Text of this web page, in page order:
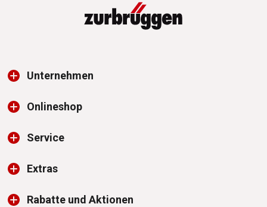
Unternehmen
Onlineshop
Service
Extras
Rabatte und Aktionen